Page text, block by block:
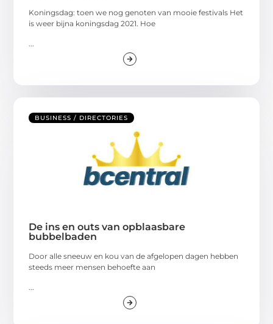
Koningsdag: toen we nog genoten van mooie festivals Het
is weer bijna koningsdag 2021. Hoe
BUSINESS / DIRECTORIES
De ins en outs van opblaasbare
bubbelbaden
Door alle sneeuw en kou van de afgelopen dagen hebben
steeds meer mensen behoefte aan